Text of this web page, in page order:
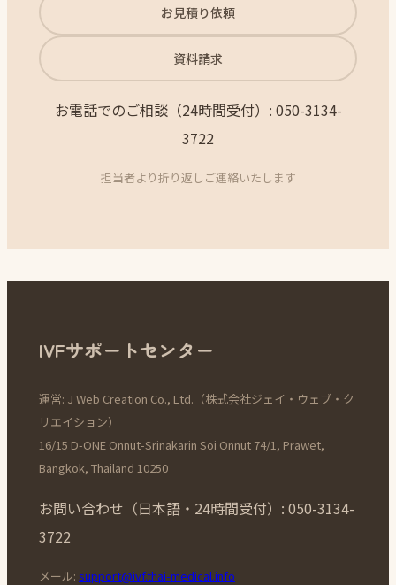
お見積り依頼
資料請求
お電話でのご相談（24時間受付）: 050-3134-
3722
担当者より折り返しご連絡いたします
IVFサポートセンター
運営: J Web Creation Co., Ltd.（株式会社ジェイ・ウェブ・ク
リエイション）
16/15 D-ONE Onnut-Srinakarin Soi Onnut 74/1, Prawet,
Bangkok, Thailand 10250
お問い合わせ（日本語・24時間受付）: 050-3134-
3722
メール: support@ivf.thai-medical.info